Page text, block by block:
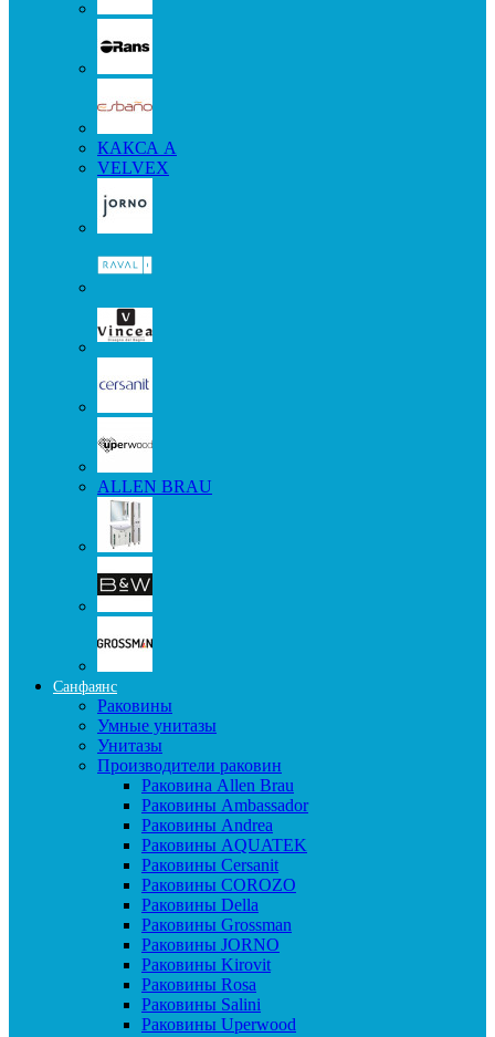
КАКСА А
VELVEX
ALLEN BRAU
Санфаянс
Раковины
Умные унитазы
Унитазы
Производители раковин
Раковина Allen Brau
Раковины Ambassador
Раковины Andrea
Раковины AQUATEK
Раковины Cersanit
Раковины COROZO
Раковины Della
Раковины Grossman
Раковины JORNO
Раковины Kirovit
Раковины Rosa
Раковины Salini
Раковины Uperwood